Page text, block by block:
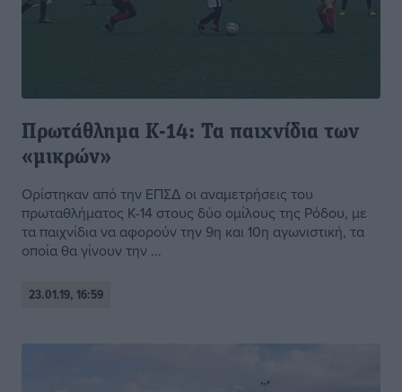
Πρωτάθλημα Κ-14: Τα παιχνίδια των
«μικρών»
Ορίστηκαν από την ΕΠΣΔ οι αναμετρήσεις του
πρωταθλήματος Κ-14 στους δύο ομίλους της Ρόδου, με
τα παιχνίδια να αφορούν την 9η και 10η αγωνιστική, τα
οποία θα γίνουν την ...
23.01.19, 16:59